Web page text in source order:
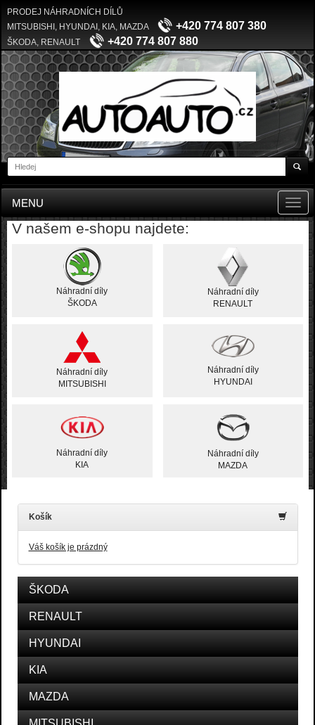
PRODEJ NÁHRADNÍCH DÍLŮ
MITSUBISHI, HYUNDAI, KIA, MAZDA
+420 774 807 380
ŠKODA, RENAULT +420 774 807 880
MENU
V našem e-shopu najdete:
Náhradní díly
ŠKODA
Náhradní díly
RENAULT
Náhradní díly
MITSUBISHI
Náhradní díly
HYUNDAI
Náhradní díly
KIA
Náhradní díly
MAZDA
Košík
Váš košík je prázdný
ŠKODA
RENAULT
HYUNDAI
KIA
MAZDA